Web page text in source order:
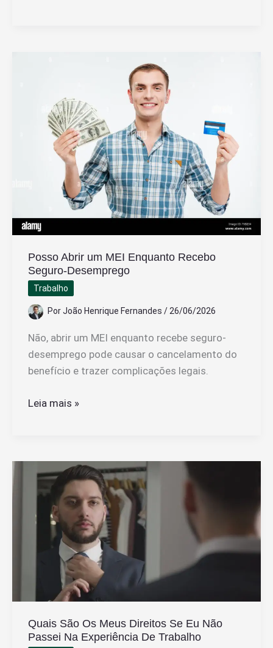
Celular
Android
iPhone
Posso Abrir um MEI Enquanto Recebo
Seguro-Desemprego
Trabalho
PorJoão Henrique Fernandes / 26/06/2026
Não, abrir um MEI enquanto recebe seguro-
desemprego pode causar o cancelamento do
benefício e trazer complicações legais.
Posso
Enquanto
Recebo
Seguro-
Desemprego
Leia mais »
Quais São Os Meus Direitos Se Eu Não
Passei Na Experiência De Trabalho